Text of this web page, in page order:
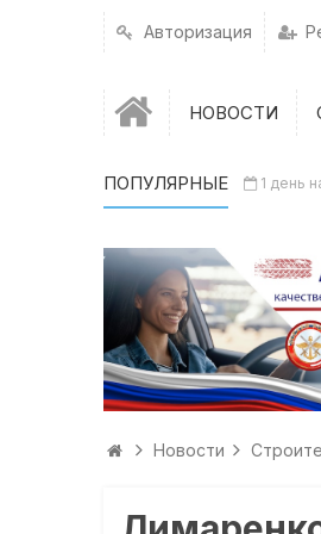
Авторизация
НОВОСТИ
ПОПУЛЯРНЫЕ 1 день
Новости